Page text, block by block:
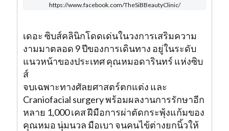
https://www.facebook.com/TheSiBBeautyClinic/
เดอะ ซิบส์คลินิกโดดเด่นในวงการเสริมความ
งามมาตลอด 9 ปีของการเดินทาง อยู่ในระดับ
แนวหน้าของประเทศ คุณหมอดารินทร์ แห่งซิบ
ส์
จบเฉพาะทางศัลยศาสตร์ตกแต่ง และ
Craniofacial surgery พร้อมผลงานการรักษาอีก
หลาย 1,000 เคส ฝีมือการผ่าตัดกระพุ้งแก้มของ
คุณหมอ นุ่มนวล มือเบา จนคนไข้ต่างยกนิ้วให้